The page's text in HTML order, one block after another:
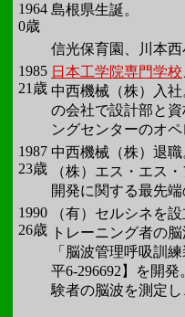
1964
0歳
島根県生誕。
信光保育園、川本西
1985
21歳
日本工学院専門学校
中西機械（株）入
の会社で設計部と
ングセンターのオペ
1987
23歳
中西機械（株）退職
（株）エス・エス・
開発に関する最先
1990
26歳
（有）セルシネを
トレーニング者の
「脳波管理呼吸訓
平6-296692】を開
験者の脳波を測定し